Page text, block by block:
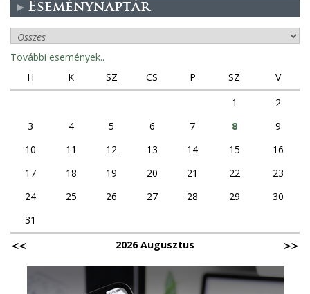
Eseménynaptár
További események..
H
K SZ CS P SZ
V
1
2
3
4 5 6 7 8
9
10
11 12 13 14 15
16
17
18 19 20 21 22
23
24
25 26 27 28 29
30
31
2026 Augusztus